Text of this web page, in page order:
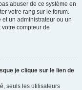
abuser de ce système en
votre rang sur le forum.
un administrateur ou un
compteur de
je clique sur le lien de
seuls les utilisateurs